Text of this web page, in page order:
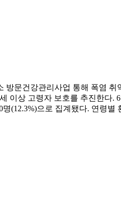
문건강관리사업 통해 폭염
상 고령자 보호를 추진한다.
(12.3%)으로 집계됐다. 연령별